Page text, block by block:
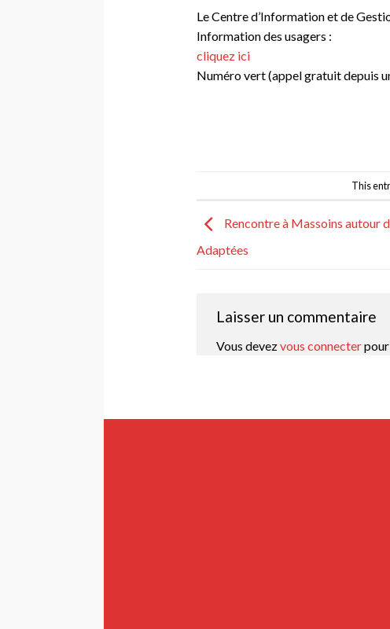
Le Centre d’Information et de
Information des usagers :
cliquez ici
Numéro vert (appel gratuit depuis
This
Rencontre à Massoins autour
Adaptées
Laisser un commentaire
Vous devezvous connecterpour